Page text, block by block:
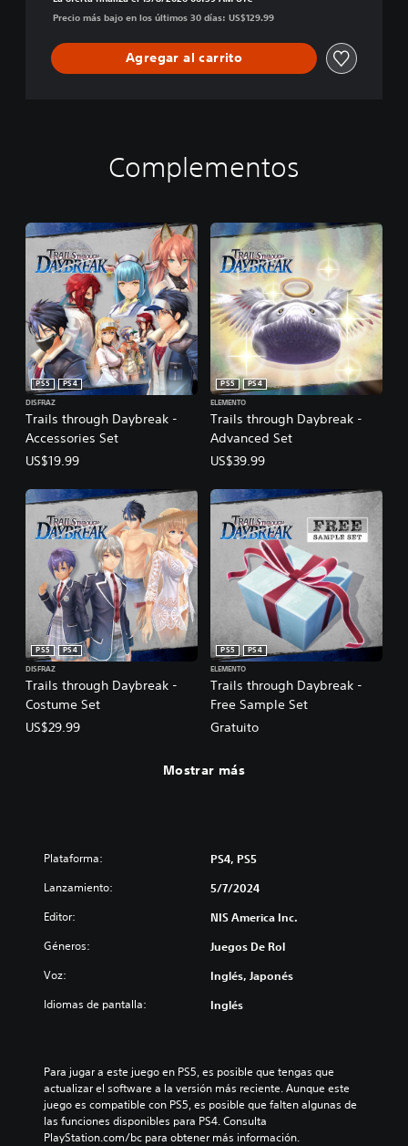
Precio más bajo en los últimos 30 días: US$129.99
Agregar al carrito
Complementos
Trails through Daybreak -
Accessories Set
PS5
PS4
DISFRAZ
US$19.99
Trails through Daybreak -
Advanced Set
PS5
PS4
ELEMENTO
US$39.99
Trails through Daybreak -
Costume Set
PS5
PS4
DISFRAZ
US$29.99
Trails through Daybreak -
Free Sample Set
PS5
PS4
ELEMENTO
Gratuito
Mostrar más
Plataforma: PS4, PS5
Lanzamiento: 5/7/2024
Editor: NIS America Inc.
Géneros: Juegos De Rol
Voz: Inglés, Japonés
Idiomas de pantalla: Inglés
Para jugar a este juego en PS5, es posible que tengas que
actualizar el software a la versión más reciente. Aunque este
juego es compatible con PS5, es posible que falten algunas de
las funciones disponibles para PS4. Consulta
PlayStation.com/bc para obtener más información.